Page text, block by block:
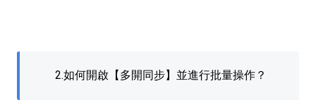
2.如何開啟【多開同步】並進行批量操作？